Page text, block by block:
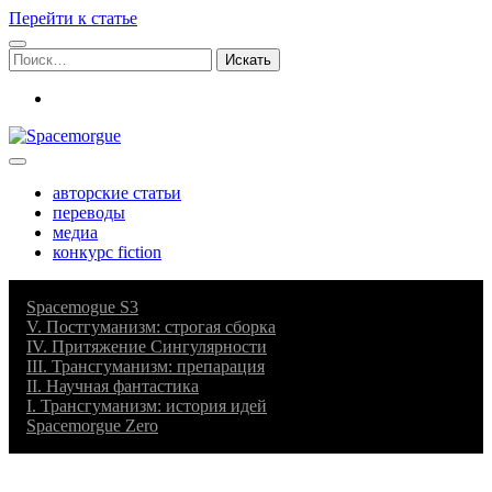
Перейти к статье
Поиск:
Spacemorgue
авторские статьи
переводы
медиа
конкурс fiction
Spacemogue S3
V. Постгуманизм: строгая сборка
IV. Притяжение Сингулярности
III. Трансгуманизм: препарация
II. Научная фантастика
I. Трансгуманизм: история идей
Spacemorgue Zero